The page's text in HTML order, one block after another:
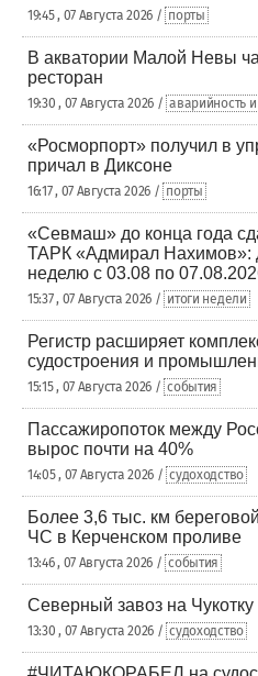
19:45 , 07 Августа 2026 / порты
В акватории Малой Невы
ресторан
19:30 , 07 Августа 2026 / аварийность
«Росморпорт» получил в
причал в Диксоне
16:17 , 07 Августа 2026 / порты
«Севмаш» до конца года
ТАРК «Адмирал Нахимов»:
неделю с 03.08 по
15:37 , 07 Августа 2026 / итоги недели
Регистр расширяет
судостроения и
15:15 , 07 Августа 2026 / события
Пассажиропоток между
вырос почти на 40%
14:05 , 07 Августа 2026 / судоходство
Более 3,6 тыс. км
ЧС в Керченском проливе
13:46 , 07 Августа 2026 / события
Северный завоз на Чукотку
13:30 , 07 Августа 2026 / судоходство